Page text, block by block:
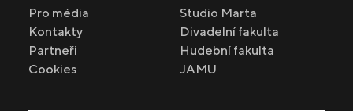
Pro média
Kontakty
Partneři
Cookies
Studio Marta
Divadelní fakulta
Hudební fakulta
JAMU